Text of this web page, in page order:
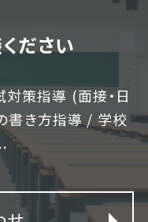
ださい
策指導 (面接・日
書き方指導 / 学校